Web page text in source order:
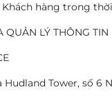
Khách hàng trong
LÝ THÔNG TIN
Tower, số 6